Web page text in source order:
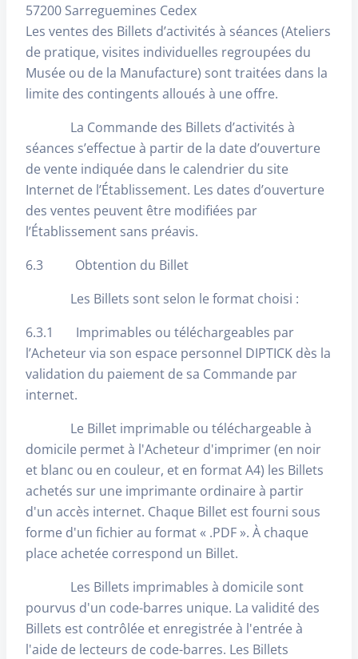
57200 Sarreguemines Cedex
Les ventes des Billets d’activités à séances (Ateliers
de pratique, visites individuelles regroupées du
Musée ou de la Manufacture) sont traitées dans la
limite des contingents alloués à une offre.
La Commande des Billets d’activités à
séances s’effectue à partir de la date d’ouverture
de vente indiquée dans le calendrier du site
Internet de l’Établissement. Les dates d’ouverture
des ventes peuvent être modifiées par
l’Établissement sans préavis.
6.3 Obtention du Billet
Les Billets sont selon le format choisi :
6.3.1 Imprimables ou téléchargeables par
l’Acheteur via son espace personnel DIPTICK dès la
validation du paiement de sa Commande par
internet.
Le Billet imprimable ou téléchargeable à
domicile permet à l'Acheteur d'imprimer (en noir
et blanc ou en couleur, et en format A4) les Billets
achetés sur une imprimante ordinaire à partir
d'un accès internet. Chaque Billet est fourni sous
forme d'un fichier au format « .PDF ». À chaque
place achetée correspond un Billet.
Les Billets imprimables à domicile sont
pourvus d'un code-barres unique. La validité des
Billets est contrôlée et enregistrée à l'entrée à
l'aide de lecteurs de code-barres. Les Billets